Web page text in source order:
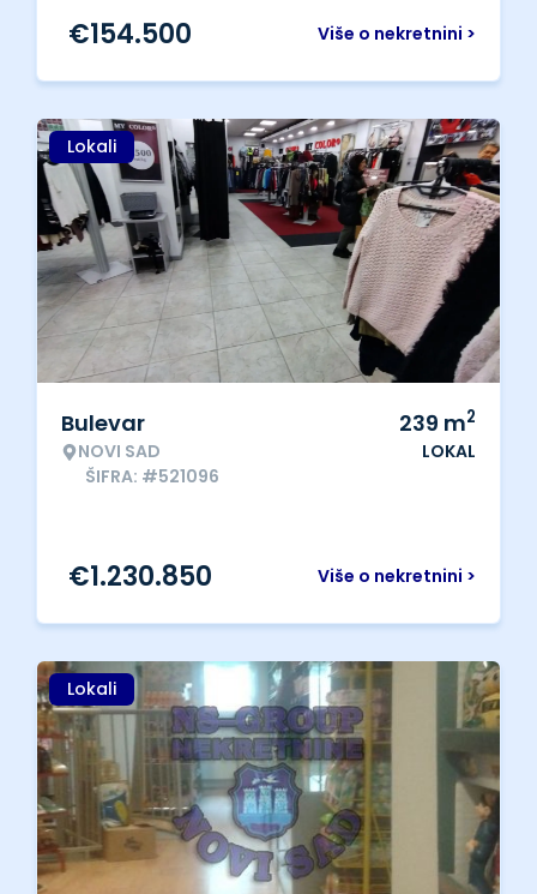
Više o nekretnini >
€154.500
Lokali
Bulevar
NOVI SAD
ŠIFRA: #521096
239 m2
LOKAL
Više o nekretnini >
€1.230.850
Lokali